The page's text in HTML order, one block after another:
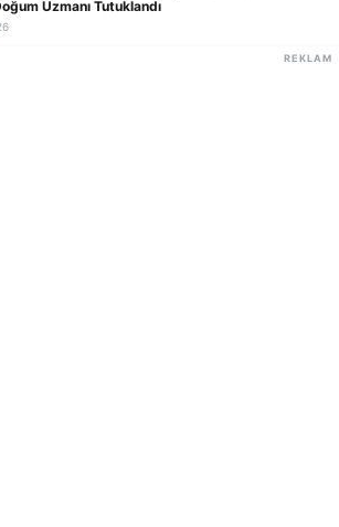
Uzmanı Tutuklandı
REKLAM